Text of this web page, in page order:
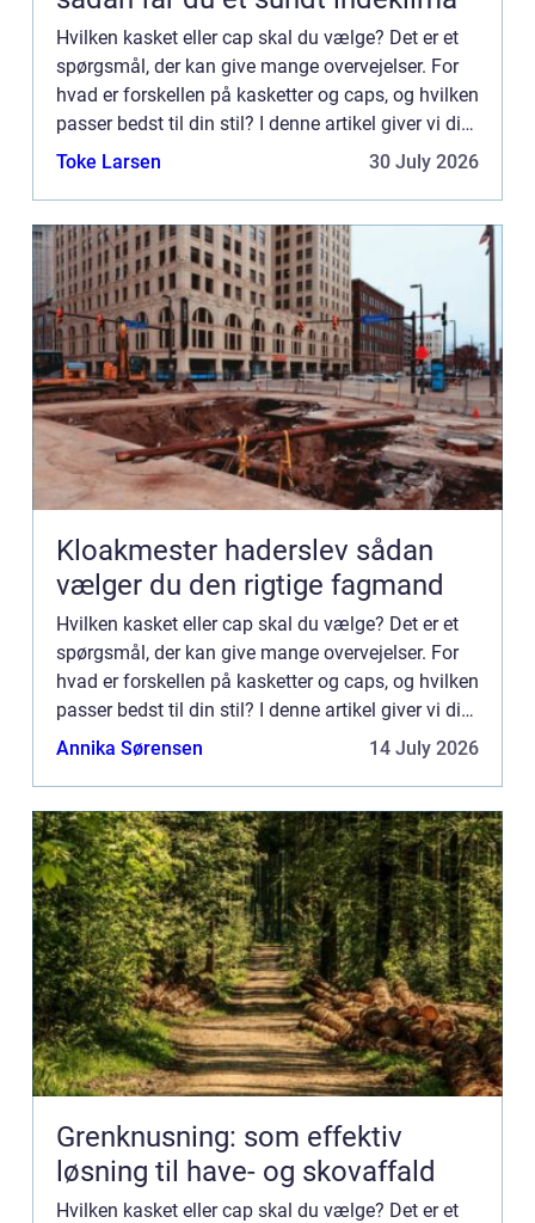
Hvilken kasket eller cap skal du vælge? Det er et
spørgsmål, der kan give mange overvejelser. For
hvad er forskellen på kasketter og caps, og hvilken
passer bedst til din stil? I denne artikel giver vi dig
et godt overblik over de forskellige typer k...
Toke Larsen 30 July 2026
Kloakmester haderslev sådan
vælger du den rigtige fagmand
Hvilken kasket eller cap skal du vælge? Det er et
spørgsmål, der kan give mange overvejelser. For
hvad er forskellen på kasketter og caps, og hvilken
passer bedst til din stil? I denne artikel giver vi dig
et godt overblik over de forskellige typer k...
Annika Sørensen 14 July 2026
Grenknusning: som effektiv
løsning til have- og skovaffald
Hvilken kasket eller cap skal du vælge? Det er et